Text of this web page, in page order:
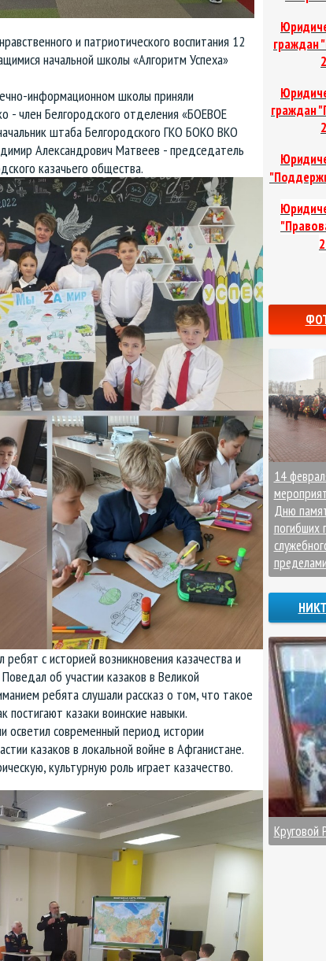
и патриотического воспитания 12
начальной школы «Алгоритм Успеха»
информационном школы приняли
- член Белгородского отделения «БОЕВОЕ
штаба Белгородского ГКО БОКО ВКО
Александрович Матвеев - председатель
казачьего общества.
с историей возникновения казачества и
об участии казаков в Великой
ребята слушали рассказ о том, что такое
постигают казаки воинские навыки.
осветил современный период истории
казаков в локальной войне в Афганистане.
культурную роль играет казачество.
граждан
граждан
14
Дню
погибших
Круговой